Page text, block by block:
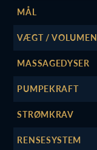
MÅL
VÆGT / VOLUMEN
MASSAGEDYSER
PUMPEKRAFT
STRØMKRAV
RENSESYSTEM